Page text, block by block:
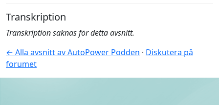
Transkription
Transkription saknas för detta avsnitt.
← Alla avsnitt av AutoPower Podden · Diskutera på
forumet